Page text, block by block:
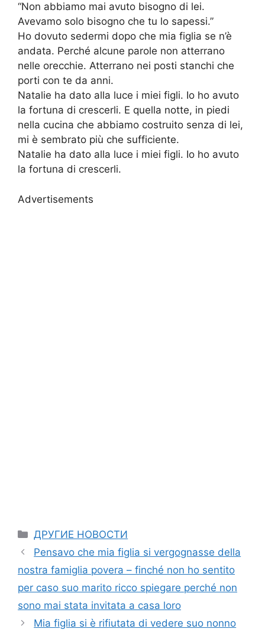
“Non abbiamo mai avuto bisogno di lei.
Avevamo solo bisogno che tu lo sapessi.”
Ho dovuto sedermi dopo che mia figlia se n’è
andata. Perché alcune parole non atterrano
nelle orecchie. Atterrano nei posti stanchi che
porti con te da anni.
Natalie ha dato alla luce i miei figli. Io ho avuto
la fortuna di crescerli. E quella notte, in piedi
nella cucina che abbiamo costruito senza di lei,
mi è sembrato più che sufficiente.
Natalie ha dato alla luce i miei figli. Io ho avuto
la fortuna di crescerli.
Advertisements
Categories
ДРУГИЕ НОВОСТИ
Pensavo che mia figlia si vergognasse della
nostra famiglia povera – finché non ho sentito
per caso suo marito ricco spiegare perché non
sono mai stata invitata a casa loro
Mia figlia si è rifiutata di vedere suo nonno